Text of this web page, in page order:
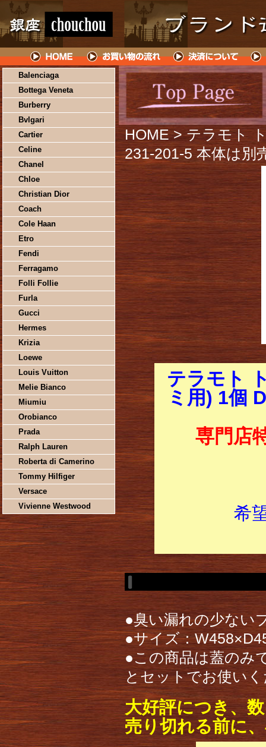
Balenciaga
Bottega Veneta
Burberry
Bvlgari
Cartier
Celine
Chanel
Chloe
Christian Dior
Coach
Cole Haan
Etro
Fendi
Ferragamo
Folli Follie
Furla
Gucci
Hermes
Krizia
Loewe
Louis Vuitton
Melie Bianco
Miumiu
Orobianco
Prada
Ralph Lauren
Roberta di Camerino
Tommy Hilfiger
Versace
Vivienne Westwood
HOME > テラモト
231-201-5 本体は別
テラモト
ミ用) 1個
専門店
希
●臭い漏れの少ない
●サイズ：
●この商品は蓋のみ
とセットでお使い
大好評につき、
売り切れる前に